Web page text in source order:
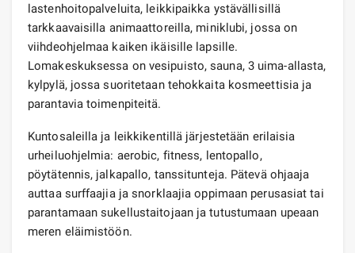
lastenhoitopalveluita, leikkipaikka ystävällisillä
tarkkaavaisilla animaattoreilla, miniklubi, jossa on
viihdeohjelmaa kaiken ikäisille lapsille.
Lomakeskuksessa on vesipuisto, sauna, 3 uima-allasta,
kylpylä, jossa suoritetaan tehokkaita kosmeettisia ja
parantavia toimenpiteitä.
Kuntosaleilla ja leikkikentillä järjestetään erilaisia ​​
urheiluohjelmia: aerobic, fitness, lentopallo,
pöytätennis, jalkapallo, tanssitunteja. Pätevä ohjaaja
auttaa surffaajia ja snorklaajia oppimaan perusasiat tai
parantamaan sukellustaitojaan ja tutustumaan upeaan
meren eläimistöön.